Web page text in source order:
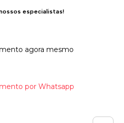
especialistas!
agora mesmo
por Whatsapp